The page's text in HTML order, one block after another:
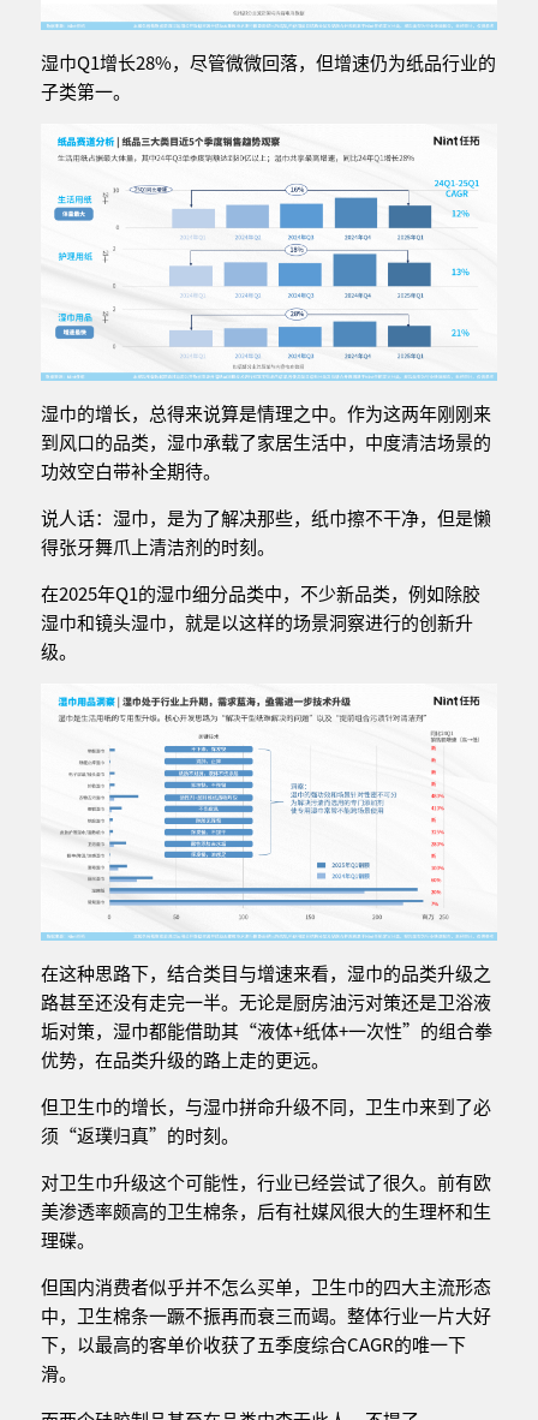
湿巾Q1增长28%，尽管微微回落，但增速仍为纸品行业的
子类第一。
湿巾的增长，总得来说算是情理之中。作为这两年刚刚来
到风口的品类，湿巾承载了家居生活中，中度清洁场景的
功效空白带补全期待。
说人话：湿巾，是为了解决那些，纸巾擦不干净，但是懒
得张牙舞爪上清洁剂的时刻。
在2025年Q1的湿巾细分品类中，不少新品类，例如除胶
湿巾和镜头湿巾，就是以这样的场景洞察进行的创新升
级。
在这种思路下，结合类目与增速来看，湿巾的品类升级之
路甚至还没有走完一半。无论是厨房油污对策还是卫浴液
垢对策，湿巾都能借助其“液体+纸体+一次性”的组合拳
优势，在品类升级的路上走的更远。
但卫生巾的增长，与湿巾拼命升级不同，卫生巾来到了必
须“返璞归真”的时刻。
对卫生巾升级这个可能性，行业已经尝试了很久。前有欧
美渗透率颇高的卫生棉条，后有社媒风很大的生理杯和生
理碟。
但国内消费者似乎并不怎么买单，卫生巾的四大主流形态
中，卫生棉条一蹶不振再而衰三而竭。整体行业一片大好
下，以最高的客单价收获了五季度综合CAGR的唯一下
滑。